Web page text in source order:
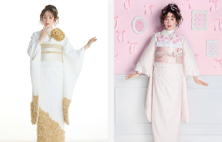
わたしたちTAKAZENスタッフは、
お客さまの最高の成人式をサポートするため、
日々『振袖のプロフェッショナル』
としての誇りを持って
知識と技術をご提供しています。